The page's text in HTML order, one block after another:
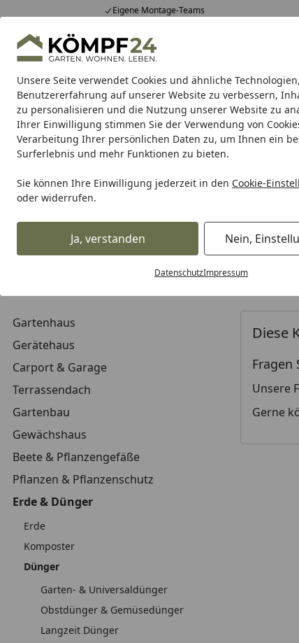
Unsere Seite verwendet Cookies und ähnliche
Benutzererfahrung auf unserer Website zu verbessern,
zu personalisieren und die Nutzung unserer Website zu
Ihrer Einwilligung stimmen Sie der Verwendung von
Verarbeitung Ihrer persönlichen Daten zu, um Ihnen ein
Surferlebnis und mehr Funktionen zu bieten.
Sie können Ihre Einwilligung jederzeit in den Cookie-
oder widerrufen.
Ja, verstanden Nein,
DatenschutzImpressum
Eigene Montage-Teams
Hotline0 71 588 01 81
Mo-Fr. 8-16 Uhr 25.988 Bewertungen
Alle Produkte
Alle ProdukteHighlights Tipps & Tricks
Garten Gartenhaus Gerätehaus Carport &
Startseite
Spezialdünger
Ihre Artikelübersicht
Gartenhaus
Gerätehaus
Carport & Garage
Terrassendach
Gartenbau
Gewächshaus
Beete & Pflanzengefäße
Pflanzen & Pflanzenschutz
Erde & Dünger
Erde
Komposter
Dünger
Garten- & Universaldünger
Obstdünger & Gemüsedünger
Langzeit Dünger
Diese
Fragen
Unsere
Gerne